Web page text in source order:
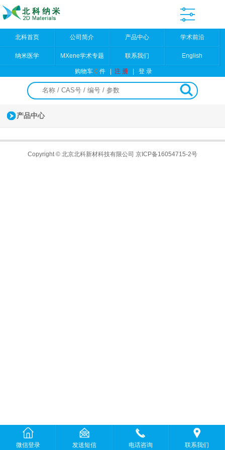
北科首页 公司简介 产品中心 学术前沿
纳米医学 MXene学术专题 联系我们 English
购物车0件 |注 册 |登 录
产品中心
Copyright © 北京北科新材科技有限公司 京ICP备16054715-2号
微信登录 发送短信 电话咨询 联系我们